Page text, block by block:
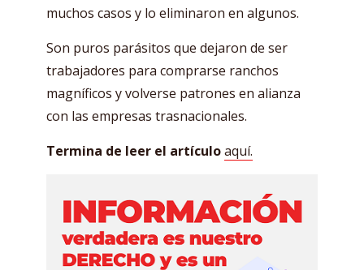
muchos casos y lo eliminaron en algunos.
Son puros parásitos que dejaron de ser
trabajadores para comprarse ranchos
magníficos y volverse patrones en alianza
con las empresas trasnacionales.
Termina de leer el artículoaquí.